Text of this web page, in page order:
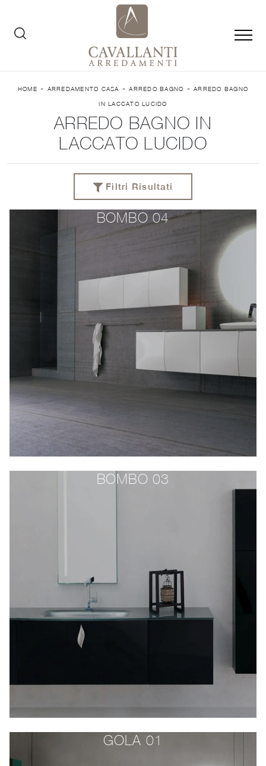
HOME - ARREDAMENTO CASA -ARREDO BAGNO -ARREDO BAGNO
IN LACCATO LUCIDO
ARREDO BAGNO IN
LACCATO LUCIDO
Filtri Risultati
BOMBO 04
BOMBO 03
GOLA 01